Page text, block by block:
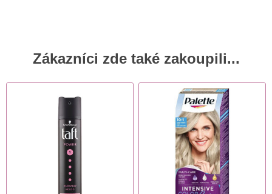
Zákazníci zde také zakoupili...